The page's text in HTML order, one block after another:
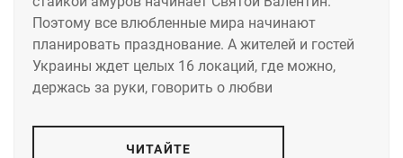
Поэтому все влюбленные мира начинают
планировать празднование. А жителей и гостей
Украины ждет целых 16 локаций, где можно,
держась за руки, говорить о любви
ЧИТАЙТЕ